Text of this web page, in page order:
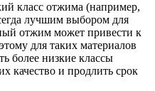
класс отжима (например,
лучшим выбором для
отжим может привести к
для таких материалов
более низкие классы
качество и продлить срок